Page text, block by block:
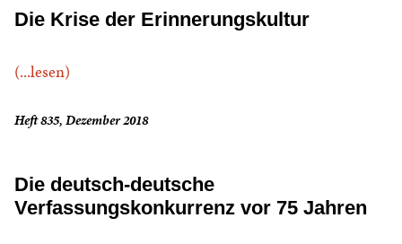
Die Krise der Erinnerungskultur
(...lesen)
Heft 835, Dezember 2018
Die deutsch-deutsche
Verfassungskonkurrenz vor 75 Jahren